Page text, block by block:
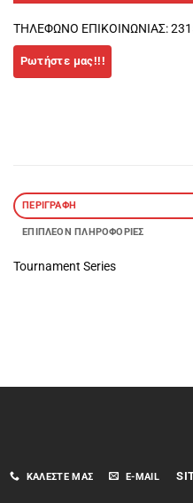
ΤΗΛΕΦΩΝΟ ΕΠΙΚΟΙΝΩΝΙΑΣ:
ΠΕΡΙΓΡΑΦΉ
ΕΠΙΠΛΈΟΝ ΠΛΗΡΟΦΟΡΊΕΣ
Tournament Series
ΚΑΛΈΣΤΕ ΜΑΣ E-MAIL